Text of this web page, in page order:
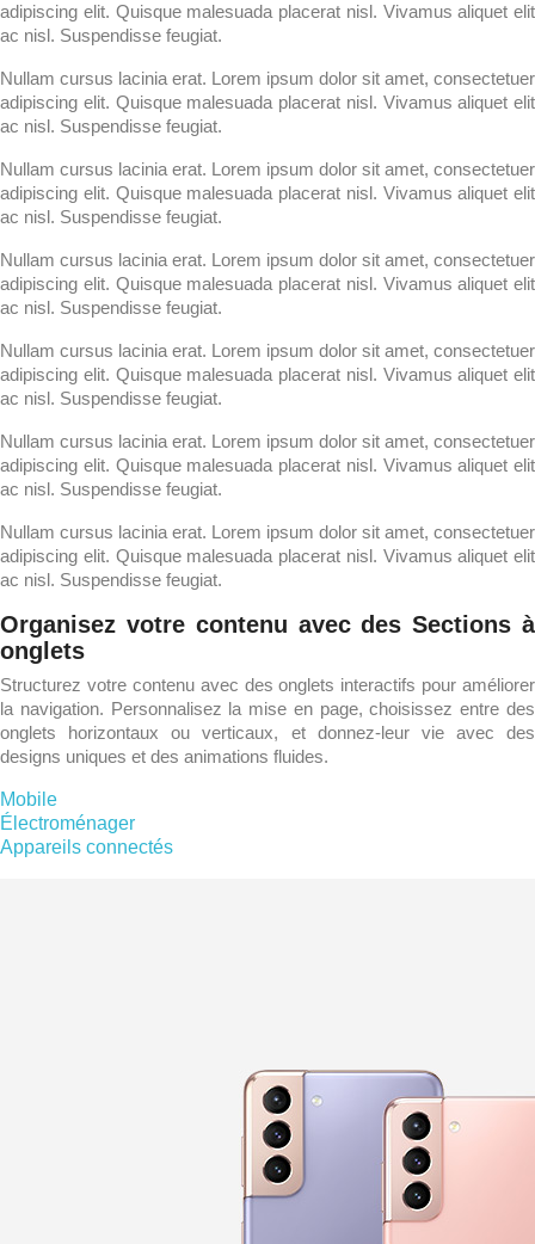
adipiscing elit. Quisque malesuada placerat nisl. Vivamus aliquet elit
ac nisl. Suspendisse feugiat.
Nullam cursus lacinia erat. Lorem ipsum dolor sit amet, consectetuer
adipiscing elit. Quisque malesuada placerat nisl. Vivamus aliquet elit
ac nisl. Suspendisse feugiat.
Nullam cursus lacinia erat. Lorem ipsum dolor sit amet, consectetuer
adipiscing elit. Quisque malesuada placerat nisl. Vivamus aliquet elit
ac nisl. Suspendisse feugiat.
Nullam cursus lacinia erat. Lorem ipsum dolor sit amet, consectetuer
adipiscing elit. Quisque malesuada placerat nisl. Vivamus aliquet elit
ac nisl. Suspendisse feugiat.
Nullam cursus lacinia erat. Lorem ipsum dolor sit amet, consectetuer
adipiscing elit. Quisque malesuada placerat nisl. Vivamus aliquet elit
ac nisl. Suspendisse feugiat.
Nullam cursus lacinia erat. Lorem ipsum dolor sit amet, consectetuer
adipiscing elit. Quisque malesuada placerat nisl. Vivamus aliquet elit
ac nisl. Suspendisse feugiat.
Nullam cursus lacinia erat. Lorem ipsum dolor sit amet, consectetuer
adipiscing elit. Quisque malesuada placerat nisl. Vivamus aliquet elit
ac nisl. Suspendisse feugiat.
Organisez votre contenu avec des Sections à
onglets
Structurez votre contenu avec des onglets interactifs pour améliorer
la navigation. Personnalisez la mise en page, choisissez entre des
onglets horizontaux ou verticaux, et donnez-leur vie avec des
designs uniques et des animations fluides.
Mobile
Électroménager
Appareils connectés